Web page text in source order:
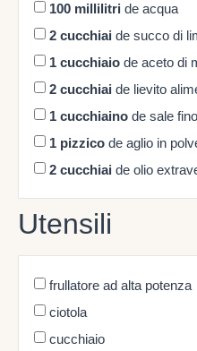
100 millilitri de acqua
2 cucchiai de succo di
1 cucchiaio de aceto di
2 cucchiai de lievito
1 cucchiaino de sale fino
1 pizzico de aglio in
2 cucchiai de olio
Utensili
frullatore ad alta potenza
ciotola
cucchiaio